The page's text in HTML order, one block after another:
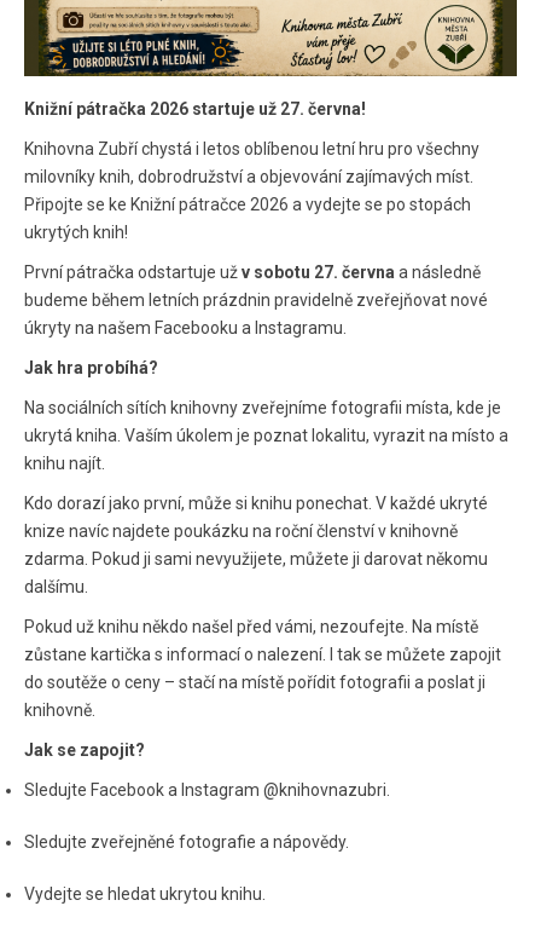
Knižní pátračka 2026 startuje už 27. června!
Knihovna Zubří chystá i letos oblíbenou letní hru pro všechny
milovníky knih, dobrodružství a objevování zajímavých míst.
Připojte se ke Knižní pátračce 2026 a vydejte se po stopách
ukrytých knih!
První pátračka odstartuje užv sobotu 27. června a následně
budeme během letních prázdnin pravidelně zveřejňovat nové
úkryty na našem Facebooku a Instagramu.
Jak hra probíhá?
Na sociálních sítích knihovny zveřejníme fotografii místa, kde je
ukrytá kniha. Vaším úkolem je poznat lokalitu, vyrazit na místo a
knihu najít.
Kdo dorazí jako první, může si knihu ponechat. V každé ukryté
knize navíc najdete poukázku na roční členství v knihovně
zdarma. Pokud ji sami nevyužijete, můžete ji darovat někomu
dalšímu.
Pokud už knihu někdo našel před vámi, nezoufejte. Na místě
zůstane kartička s informací o nalezení. I tak se můžete zapojit
do soutěže o ceny – stačí na místě pořídit fotografii a poslat ji
knihovně.
Jak se zapojit?
Sledujte Facebook a Instagram @knihovnazubri.
Sledujte zveřejněné fotografie a nápovědy.
Vydejte se hledat ukrytou knihu.